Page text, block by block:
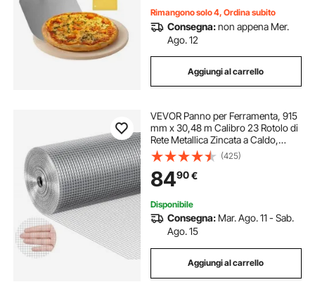
Rimangono solo 4, Ordina subito
Consegna:non appena Mer.
Ago. 12
Aggiungi al carrello
VEVOR Panno per Ferramenta, 915
mm x 30,48 m Calibro 23 Rotolo di
Rete Metallica Zincata a Caldo,
Recinzione in Filo Metallico per
Polli, Rete Metallica per Gabbie per
Giardino, Piccoli Roditori
(425)
8490€
Disponibile
Consegna: Mar. Ago. 11 - Sab.
Ago. 15
Aggiungi al carrello